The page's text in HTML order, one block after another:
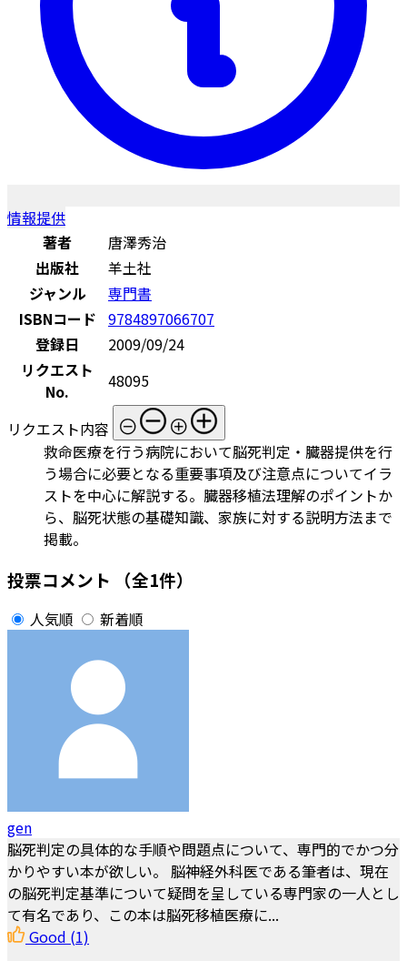
情報提供
著者
唐澤秀治
出版社
羊土社
ジャンル
専門書
ISBNコード 9784897066707
登録日
2009/09/24
リクエスト
No.
48095
リクエスト内容
救命医療を行う病院において脳死判定・臓器提供を行
う場合に必要となる重要事項及び注意点についてイラ
ストを中心に解説する。臓器移植法理解のポイントか
ら、脳死状態の基礎知識、家族に対する説明方法まで
掲載。
投票コメント （全1件）
人気順 新着順
gen
脳死判定の具体的な手順や問題点について、専門的でかつ分
かりやすい本が欲しい。 脳神経外科医である筆者は、現在
の脳死判定基準について疑問を呈している専門家の一人とし
て有名であり、この本は脳死移植医療に...
Good (1)